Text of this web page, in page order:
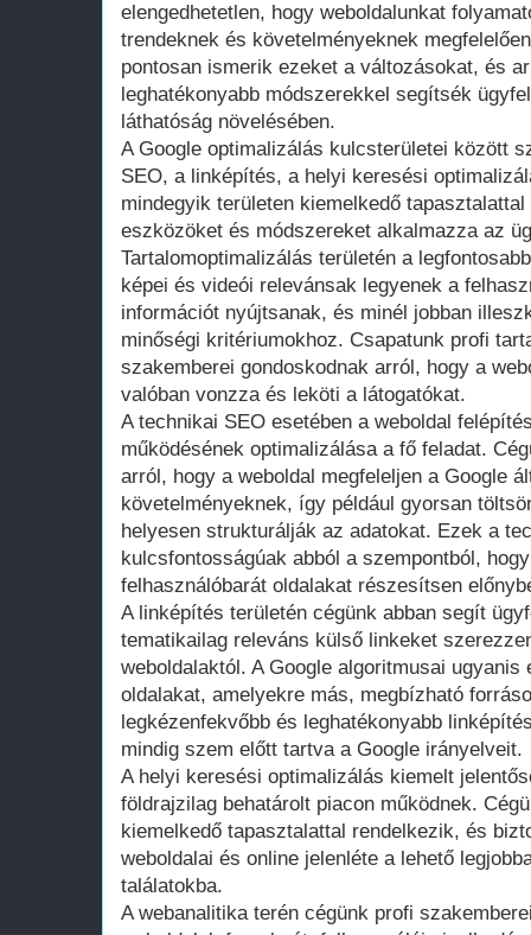
elengedhetetlen, hogy weboldalunkat
trendeknek és követelményeknek
pontosan ismerik ezeket a változásokat, és
leghatékonyabb módszerekkel segítsék
láthatóság növelésében.
A Google optimalizálás kulcsterületei között
SEO, a linképítés, a helyi keresési
mindegyik területen kiemelkedő
eszközöket és módszereket alkalmazza az
Tartalomoptimalizálás területén a
képei és videói relevánsak legyenek a
információt nyújtsanak, és minél jobban
minőségi kritériumokhoz. Csapatunk profi
szakemberei gondoskodnak arról, hogy a
valóban vonzza és leköti a látogatókat.
A technikai SEO esetében a weboldal
működésének optimalizálása a fő feladat.
arról, hogy a weboldal megfeleljen a Google
követelményeknek, így például gyorsan
helyesen strukturálják az adatokat. Ezek a
kulcsfontosságúak abból a szempontból,
felhasználóbarát oldalakat részesítsen
A linképítés területén cégünk abban segít
tematikailag releváns külső linkeket
weboldalaktól. A Google algoritmusai
oldalakat, amelyekre más, megbízható
legkézenfekvőbb és leghatékonyabb
mindig szem előtt tartva a Google irányelveit.
A helyi keresési optimalizálás kiemelt
földrajzilag behatárolt piacon működnek.
kiemelkedő tapasztalattal rendelkezik, és
weboldalai és online jelenléte a lehető
találatokba.
A webanalitika terén cégünk profi